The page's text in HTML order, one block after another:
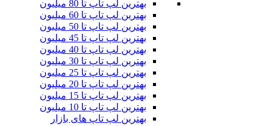
بهترین لپ تاپ تا 80 میلیون
بهترین لپ تاپ تا 60 میلیون
بهترین لپ تاپ تا 50 میلیون
بهترین لپ تاپ تا 45 میلیون
بهترین لپ تاپ تا 40 میلیون
بهترین لپ تاپ تا 30 میلیون
بهترین لپ تاپ تا 25 میلیون
بهترین لپ تاپ تا 20 میلیون
بهترین لپ تاپ تا 15 میلیون
بهترین لپ تاپ تا 10 میلیون
بهترین لپ تاپ های بازار